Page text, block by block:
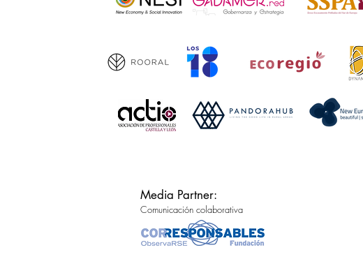
Media Partner:
Comunicación colaborativa